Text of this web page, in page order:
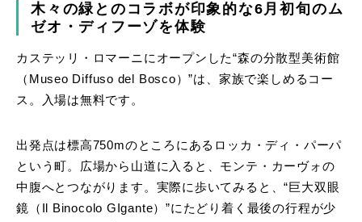
木々の緑とのコラボが印象的な6月初旬のム
ゼオ・ディフーゾを体験
カステッリ・ロマーニにオープンした“森の分散型美術館
（Museo Diffuso del Bosco）”は、家族で楽しめるコー
ス。入場は無料です。
出発点は標高750mのところにあるロッカ・ディ・パーパ
という町。広場から山道に入ると、モンテ・カーヴォの
中腹へとつながります。実際に歩いてみると、“巨大双眼
鏡（Il Binocolo GIgante）”にたどり着く最後の行程が少